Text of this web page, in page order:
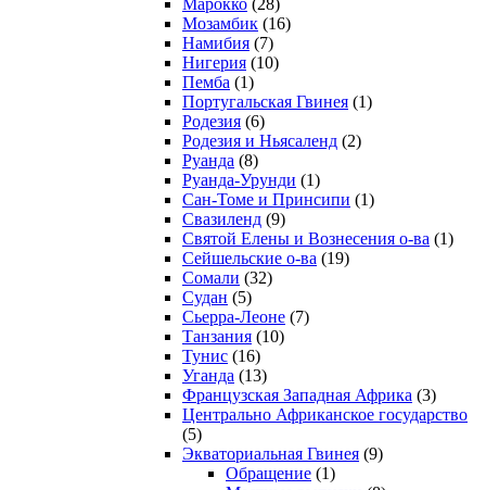
Мозамбик (16)
Намибия (7)
Нигерия (10)
Пемба (1)
Португальская Гвинея (1)
Родезия (6)
Родезия и Ньясаленд (2)
Руанда (8)
Руанда-Урунди (1)
Сан-Томе и Принсипи (1)
Свазиленд (9)
Святой Елены и Вознесения о-ва (1)
Сейшельские о-ва (19)
Сомали (32)
Судан (5)
Сьерра-Леоне (7)
Танзания (10)
Тунис (16)
Уганда (13)
Французская Западная Африка (3)
Центрально Африканское государство
(5)
Экваториальная Гвинея (9)
Обращение (1)